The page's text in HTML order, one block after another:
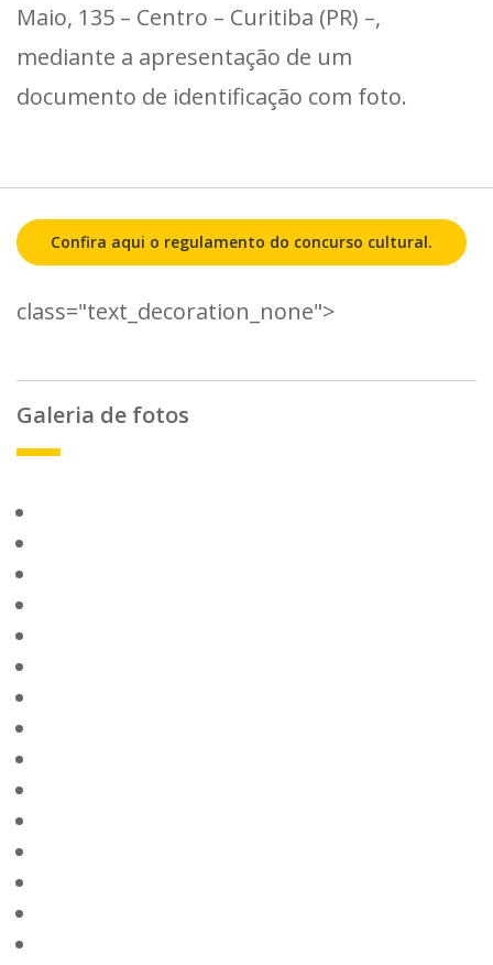
Maio, 135 – Centro – Curitiba (PR) –,
mediante a apresentação de um
documento de identificação com foto.
Confira aqui o regulamento do concurso cultural.
class="text_decoration_none">
Galeria de fotos